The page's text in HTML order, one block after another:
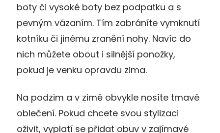
boty či vysoké boty bez podpatku a s
pevným vázaním. Tím zabráníte vymknutí
kotníku či jinému zranění nohy. Navíc do
nich můžete obout i silnější ponožky,
pokud je venku opravdu zima.
Na podzim a v zimě obvykle nosíte tmavé
oblečení. Pokud chcete svou stylizaci
oživit, vyplatí se přidat obuv v zajímavé